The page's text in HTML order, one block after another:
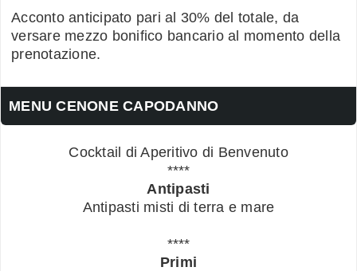
Acconto anticipato pari al 30% del totale, da
versare mezzo bonifico bancario al momento della
prenotazione.
MENU CENONE CAPODANNO
Cocktail di Aperitivo di Benvenuto
****
Antipasti
Antipasti misti di terra e mare
****
Primi